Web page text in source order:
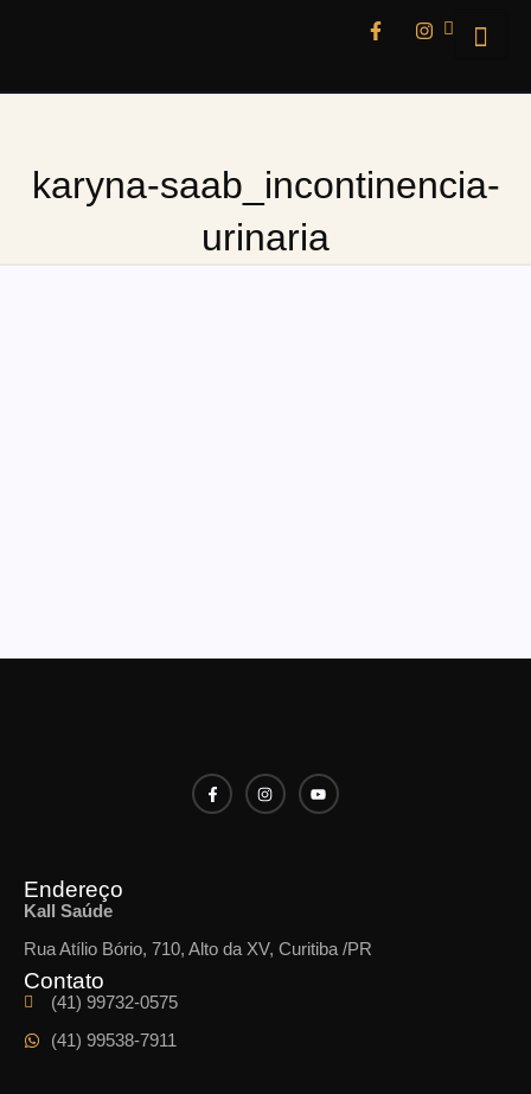
karyna-saab_incontinencia-
urinaria
Endereço
Kall Saúde
Rua Atílio Bório, 710, Alto da XV, Curitiba /PR
Contato
(41) 99732-0575
(41) 99538-7911